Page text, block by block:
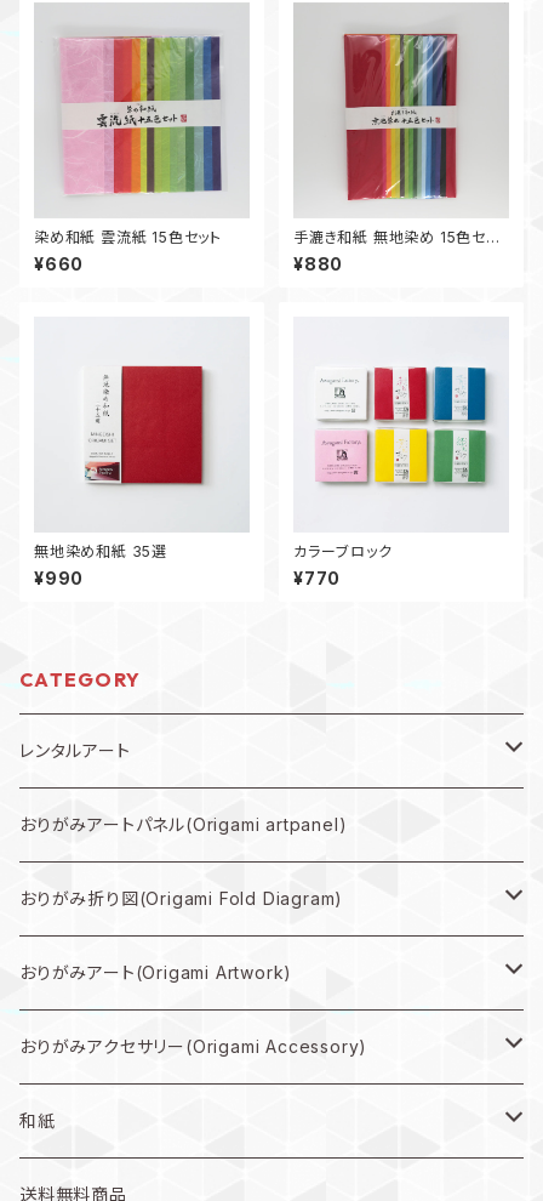
染め和紙 雲流紙 15色セット
¥660
手漉き和紙 無地染め 15色セッ
ト
¥880
無地染め和紙 35選
¥990
カラーブロック
¥770
CATEGORY
レンタルアート
規格外作品プラン
大型作品プラン
中型作品プラン
小型作品プラン
おりがみアートパネル(Origami artpanel)
おりがみ折り図(Origami Fold Diagram)
折り図PDF(PDF Download)
折り図キット(with material)
おりがみアート(Origami Artwork)
壁掛け(Wall hanging artwork)
色紙(art)
うちわ(Paper fan)
おりがみアクセサリー(Origami Accessory)
ピアス(earring)
イヤリング(clip-on earrings)
和紙
和紙
送料無料商品